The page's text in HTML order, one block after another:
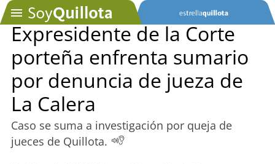
SOYTV
Podcast
Actualidad
Expresidente de la Corte
porteña enfrenta sumario
por denuncia de jueza de
La Calera
Caso se suma a investigación por queja de
jueces de Quillota.